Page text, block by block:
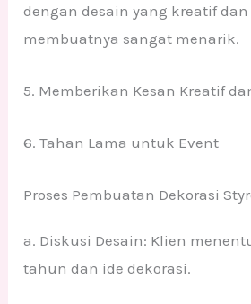
dengan desain yang kreatif
membuatnya sangat menarik.
5. Memberikan Kesan Kreatif
6. Tahan Lama untuk Event
Proses Pembuatan Dekorasi
a. Diskusi Desain: Klien
tahun dan ide dekorasi.